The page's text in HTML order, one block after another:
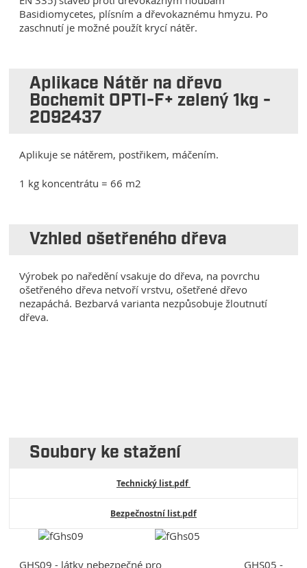
Basidiomycetes, plísním a dřevokaznému hmyzu. Po
zaschnutí je možné použít krycí nátěr.
Aplikace Nátěr na dřevo
Bochemit OPTI-F+ zelený 1kg -
2092437
Aplikuje se nátěrem, postřikem, máčením.
1 kg koncentrátu = 66 m2
Vzhled ošetřeného dřeva
Výrobek po naředění vsakuje do dřeva, na povrchu
ošetřeného dřeva netvoří vrstvu, ošetřené dřevo
nezapáchá. Bezbarvá varianta nezpůsobuje žloutnutí
dřeva.
Soubory ke stažení
Technický list.pdf
Bezpečnostní list.pdf
GHS09 - látky nebezpečné pro GHS05 -